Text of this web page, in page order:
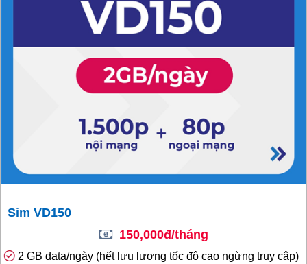
Sim VD150
150,000đ/tháng
2 GB data/ngày (hết lưu lượng tốc độ cao ngừng truy cập)